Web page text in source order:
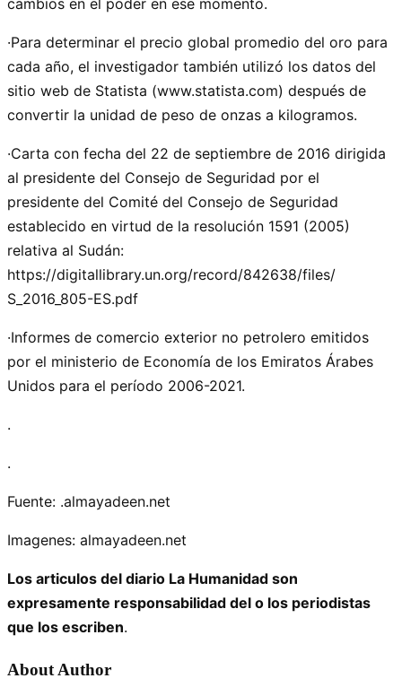
·Para determinar el precio global promedio del oro para
cada año, el investigador también utilizó los datos del
sitio web de Statista (www.statista.com) después de
convertir la unidad de peso de onzas a kilogramos.
·Carta con fecha del 22 de septiembre de 2016 dirigida
al presidente del Consejo de Seguridad por el
presidente del Comité del Consejo de Seguridad
establecido en virtud de la resolución 1591 (2005)
relativa al Sudán:
https://digitallibrary.un.org/record/842638/files/
S_2016_805-ES.pdf
·Informes de comercio exterior no petrolero emitidos
por el ministerio de Economía de los Emiratos Árabes
Unidos para el período 2006-2021.
.
.
Fuente: .almayadeen.net
Imagenes: almayadeen.net
Los articulos del diario La Humanidad son
expresamente responsabilidad del o los periodistas
que los escriben.
About Author